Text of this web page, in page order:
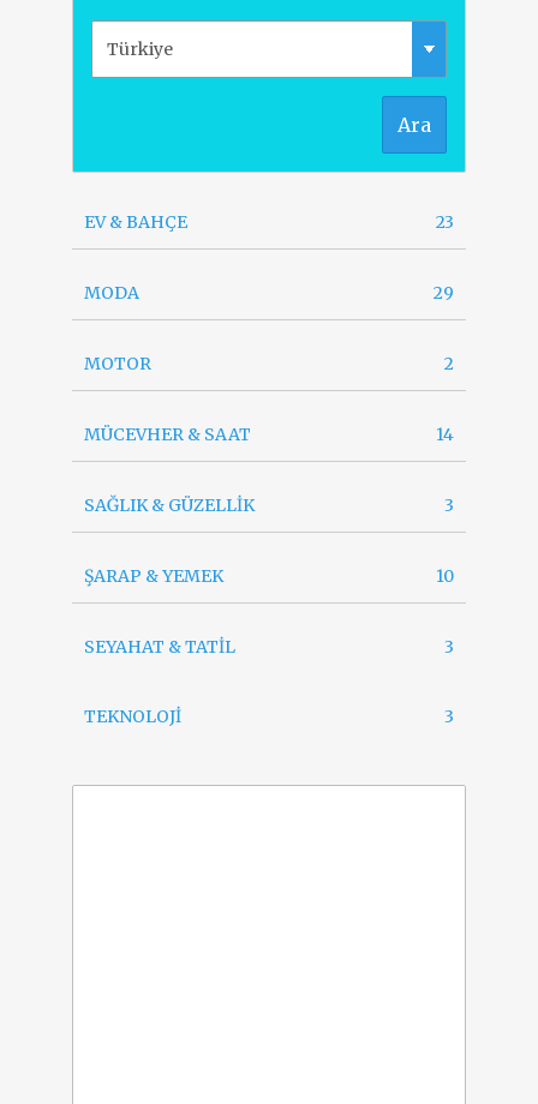
Ara
EV & BAHÇE 23
MODA 29
MOTOR 2
MÜCEVHER & SAAT 14
SAĞLIK & GÜZELLİK 3
ŞARAP & YEMEK 10
SEYAHAT & TATİL 3
TEKNOLOJİ 3